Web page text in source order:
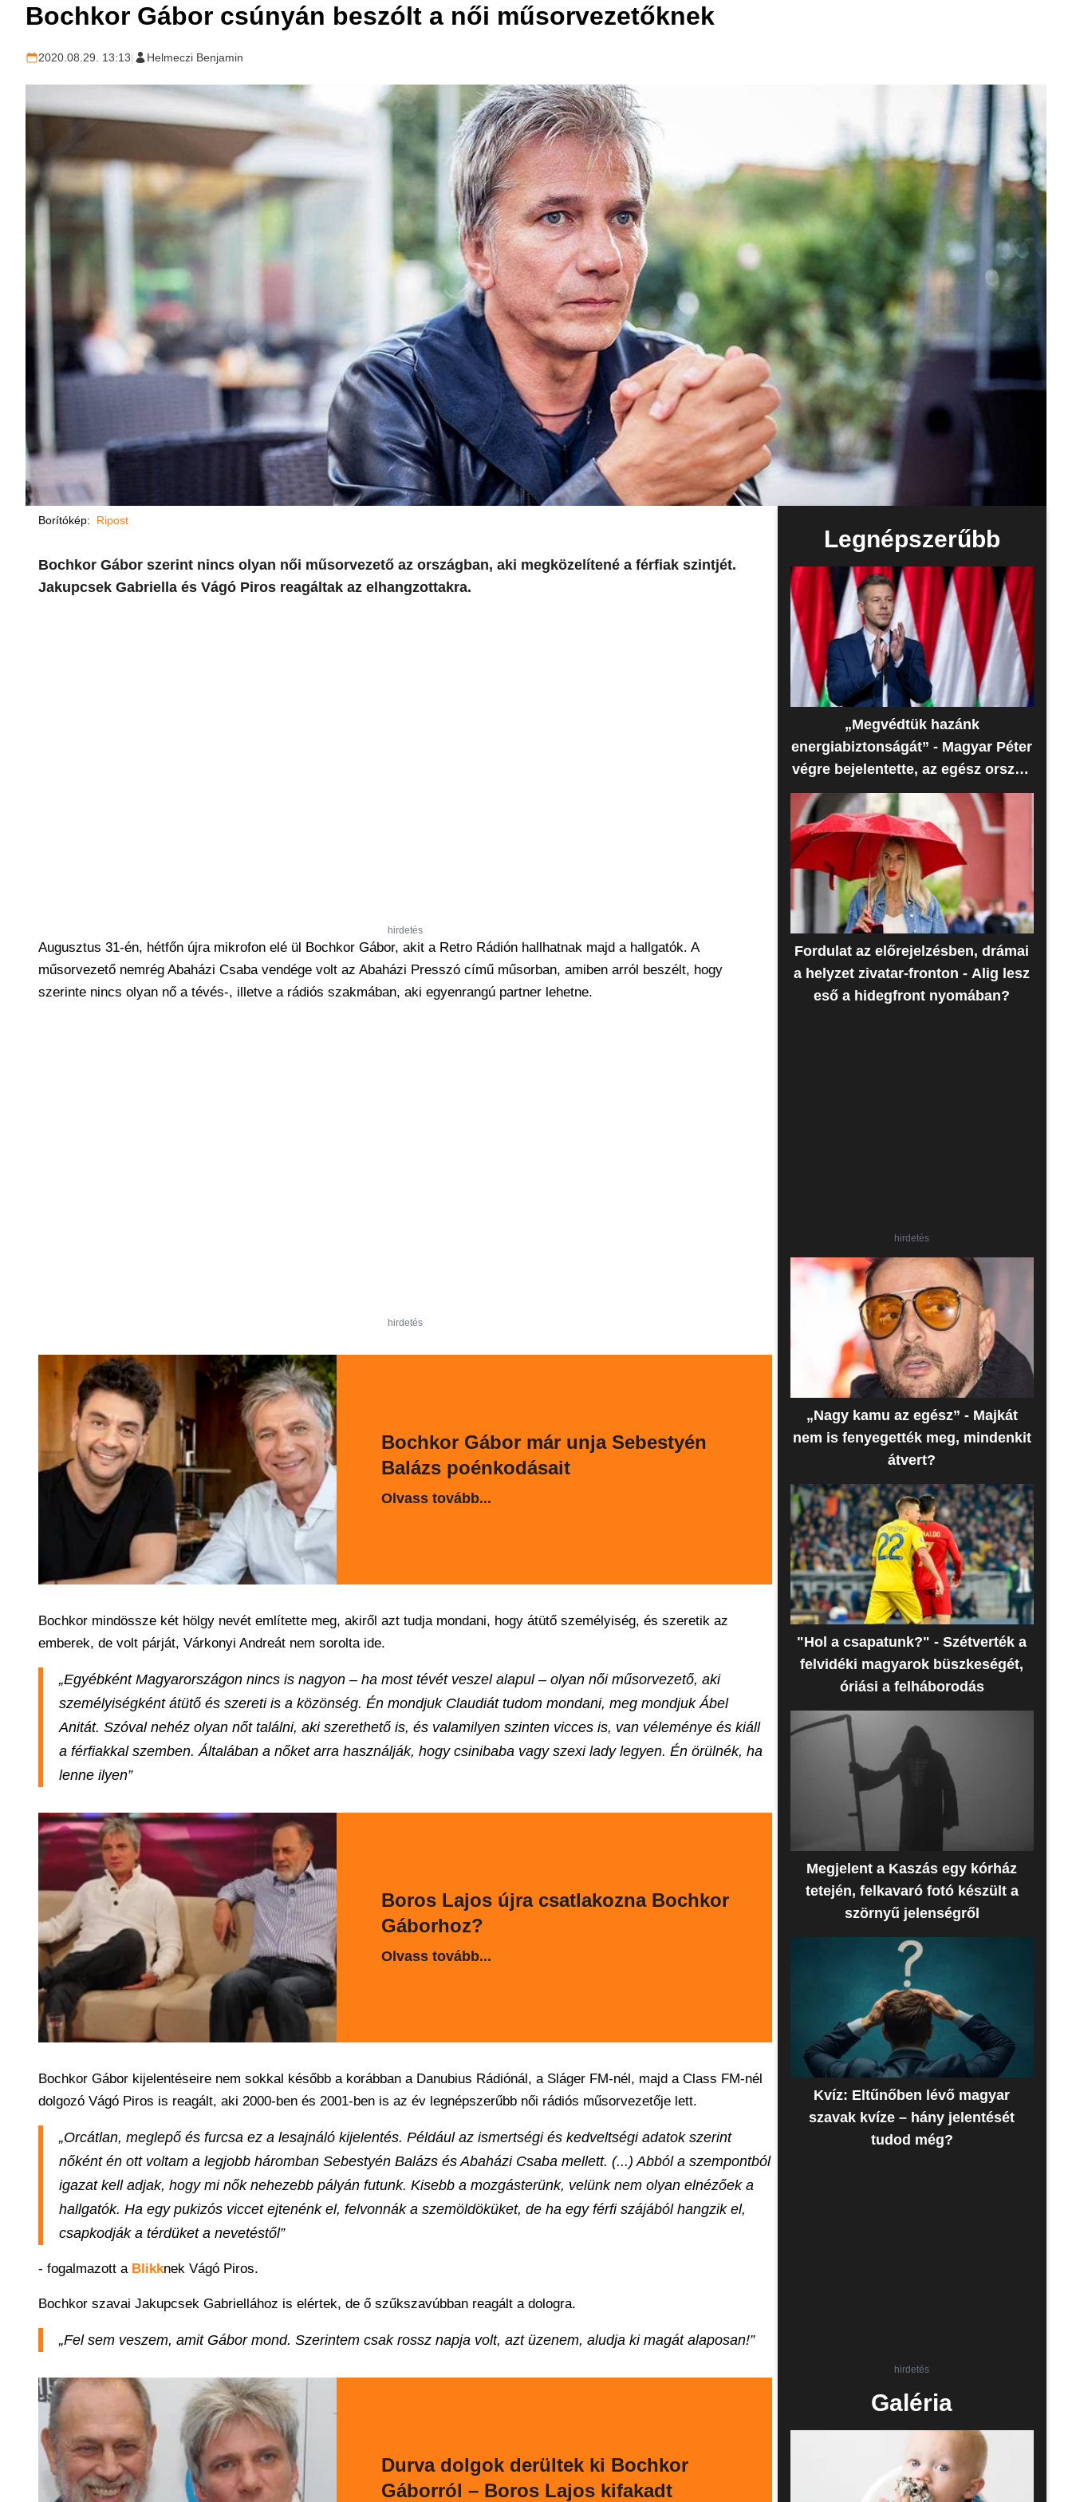
Bochkor Gábor csúnyán beszólt a női műsorvezetőknek
2020.08.29. 13:13| Helmeczi Benjamin
Borítókép: Ripost
Bochkor Gábor szerint nincs olyan női műsorvezető az országban, aki megközelítené a férfiak szintjét.
Jakupcsek Gabriella és Vágó Piros reagáltak az elhangzottakra.
hirdetés
Augusztus 31-én, hétfőn újra mikrofon elé ül Bochkor Gábor, akit a Retro Rádión hallhatnak majd a hallgatók. A
műsorvezető nemrég Abaházi Csaba vendége volt az Abaházi Presszó című műsorban, amiben arról beszélt, hogy
szerinte nincs olyan nő a tévés-, illetve a rádiós szakmában, aki egyenrangú partner lehetne.
hirdetés
Bochkor Gábor már unja Sebestyén
Balázs poénkodásait
Olvass tovább...
Bochkor mindössze két hölgy nevét említette meg, akiről azt tudja mondani, hogy átütő személyiség, és szeretik az
emberek, de volt párját, Várkonyi Andreát nem sorolta ide.
„Egyébként Magyarországon nincs is nagyon – ha most tévét veszel alapul – olyan női műsorvezető, aki
személyiségként átütő és szereti is a közönség. Én mondjuk Claudiát tudom mondani, meg mondjuk Ábel
Anitát. Szóval nehéz olyan nőt találni, aki szerethető is, és valamilyen szinten vicces is, van véleménye és kiáll
a férfiakkal szemben. Általában a nőket arra használják, hogy csinibaba vagy szexi lady legyen. Én örülnék, ha
lenne ilyen”
Boros Lajos újra csatlakozna Bochkor
Gáborhoz?
Olvass tovább...
Bochkor Gábor kijelentéseire nem sokkal később a korábban a Danubius Rádiónál, a Sláger FM-nél, majd a Class FM-nél
dolgozó Vágó Piros is reagált, aki 2000-ben és 2001-ben is az év legnépszerűbb női rádiós műsorvezetője lett.
„Orcátlan, meglepő és furcsa ez a lesajnáló kijelentés. Például az ismertségi és kedveltségi adatok szerint
nőként én ott voltam a legjobb háromban Sebestyén Balázs és Abaházi Csaba mellett. (...) Abból a szempontból
igazat kell adjak, hogy mi nők nehezebb pályán futunk. Kisebb a mozgásterünk, velünk nem olyan elnézőek a
hallgatók. Ha egy pukizós viccet ejtenénk el, felvonnák a szemöldöküket, de ha egy férfi szájából hangzik el,
csapkodják a térdüket a nevetéstől”
- fogalmazott a Blikknek Vágó Piros.
Bochkor szavai Jakupcsek Gabriellához is elértek, de ő szűkszavúbban reagált a dologra.
„Fel sem veszem, amit Gábor mond. Szerintem csak rossz napja volt, azt üzenem, aludja ki magát alaposan!”
Durva dolgok derültek ki Bochkor
Gáborról – Boros Lajos kifakadt
Legnépszerűbb
„Megvédtük hazánk
energiabiztonságát” - Magyar Péter
végre bejelentette, az egész ország
erre várt
Fordulat az előrejelzésben, drámai
a helyzet zivatar-fronton - Alig lesz
eső a hidegfront nyomában?
hirdetés
„Nagy kamu az egész” - Majkát
nem is fenyegették meg, mindenkit
átvert?
"Hol a csapatunk?" - Szétverték a
felvidéki magyarok büszkeségét,
óriási a felháborodás
Megjelent a Kaszás egy kórház
tetején, felkavaró fotó készült a
szörnyű jelenségről
Kvíz: Eltűnőben lévő magyar
szavak kvíze – hány jelentését
tudod még?
hirdetés
Galéria